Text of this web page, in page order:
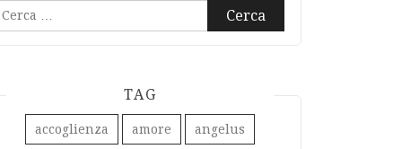
Ricerca
TAG
accoglienza amore angelus